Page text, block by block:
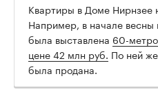
Квартиры в Доме Нирнзее
Например, в начале
была выставлена 60-
цене 42 млн руб. По ней
была продана.